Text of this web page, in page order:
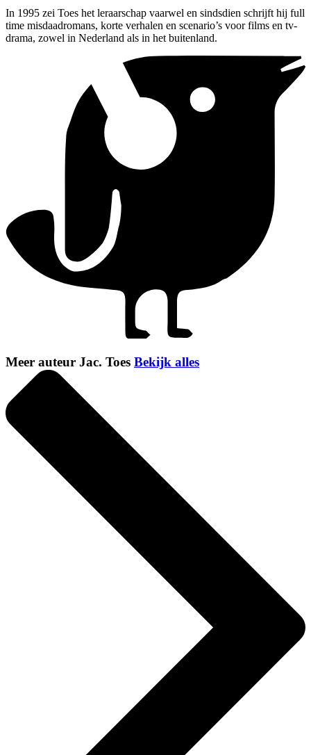
In 1995 zei Toes het leraarschap vaarwel en sindsdien schrijft hij full
time misdaadromans, korte verhalen en scenario’s voor films en tv-
drama, zowel in Nederland als in het buitenland.
Meer auteur Jac. Toes Bekijk alles